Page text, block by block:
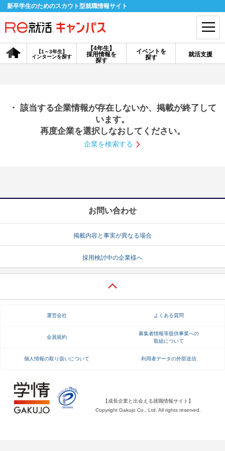
新卒学生のためのスカウト型就職情報サイト
【4年生】
採用情報を
探す
【1～3年生】
インターンを探す
イベントを
探す
就活支援
会員登録 ログイン
探す
【4年生】
説明会を探す
就活ノウハウ・サポート
就活ノウハウが満載！ お役立ち記事・相談室など
就活ニュースペーパー よくある質問
不明点があればこちら
・ 該当する企業情報が存在しないか、掲載が終了して
います。
再度企業を選択しなおしてください。
企業を検索する
お問い合わせ
掲載内容と事実が異なる場合
採用検討中の企業様へ
運営会社 よくある質問
会員規約
募集者情報等提供事業への
取組について
個人情報の取り扱いについて 利用者データの外部送信
【成長企業と出会える就職情報サイト】
Copyright Gakujo Co., Ltd. All rights reserved.